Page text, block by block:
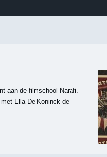
aan de filmschool Narafi.
Ella De Koninck de